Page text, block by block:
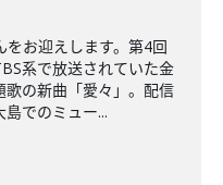
お迎えします。第4回
系で放送されていた金
歌の新曲「愛々」。配信
でのミュー...